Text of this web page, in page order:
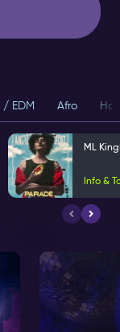
/ EDM Afro
ML
Info &